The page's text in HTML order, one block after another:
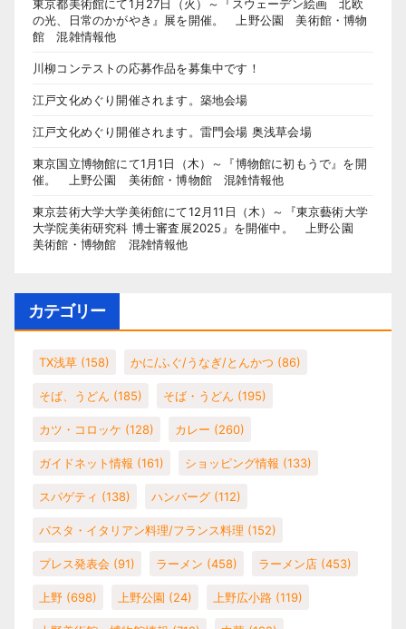
東京都美術館にて1月27日（火）～『スウェーデン絵画 北欧
の光、日常のかがやき』展を開催。 上野公園 美術館・博物
館 混雑情報他
川柳コンテストの応募作品を募集中です！
江戸文化めぐり開催されます。築地会場
江戸文化めぐり開催されます。雷門会場 奥浅草会場
東京国立博物館にて1月1日（木）～『博物館に初もうで』を開
催。 上野公園 美術館・博物館 混雑情報他
東京芸術大学大学美術館にて12月11日（木）～『東京藝術大学
大学院美術研究科 博士審査展2025』を開催中。 上野公園
美術館・博物館 混雑情報他
カテゴリー
TX浅草 (158) かに/ふぐ/うなぎ/とんかつ (86)
そば、うどん (185) そば・うどん (195)
カツ・コロッケ (128) カレー (260)
ガイドネット情報 (161) ショッピング情報 (133)
スパゲティ (138) ハンバーグ (112)
パスタ・イタリアン料理/フランス料理 (152)
プレス発表会 (91) ラーメン (458) ラーメン店 (453)
上野 (698) 上野公園 (24) 上野広小路 (119)